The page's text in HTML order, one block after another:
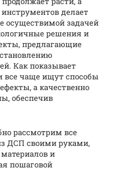
делает
осуществимой задачей
решения и
предлагающие
Как показывает
все чаще ищут способы
а качественно
обеспечив
рассмотрим все
ДСП своими руками,
и
пошаговой